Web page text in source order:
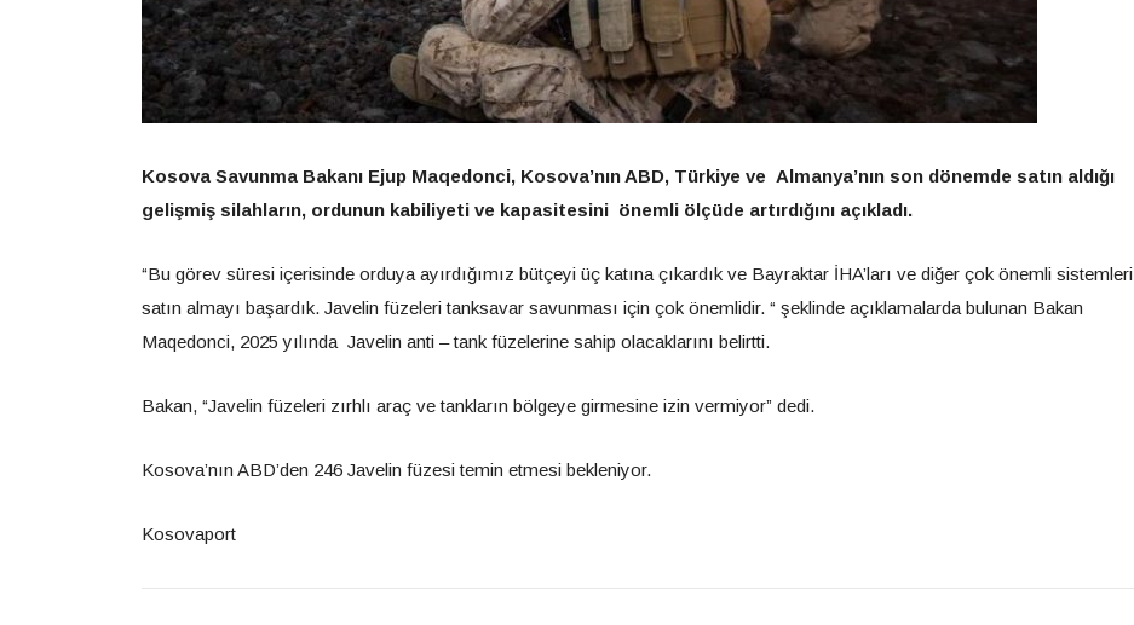
Kosova Savunma Bakanı Ejup Maqedonci, Kosova’nın ABD, Türkiye ve Almanya’nın son dönemde satın aldığı
gelişmiş silahların, ordunun kabiliyeti ve kapasitesini önemli ölçüde artırdığını açıkladı.
“Bu görev süresi içerisinde orduya ayırdığımız bütçeyi üç katına çıkardık ve Bayraktar İHA’ları ve diğer çok önemli sistemleri
satın almayı başardık. Javelin füzeleri tanksavar savunması için çok önemlidir. “ şeklinde açıklamalarda bulunan Bakan
Maqedonci, 2025 yılında Javelin anti – tank füzelerine sahip olacaklarını belirtti.
Bakan, “Javelin füzeleri zırhlı araç ve tankların bölgeye girmesine izin vermiyor” dedi.
Kosova’nın ABD’den 246 Javelin füzesi temin etmesi bekleniyor.
Kosovaport